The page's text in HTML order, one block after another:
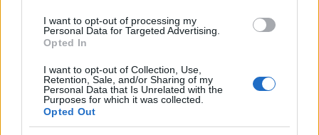
I want to opt-out of processing my
Personal Data for Targeted Advertising.
Opted In
I want to opt-out of Collection, Use,
Retention, Sale, and/or Sharing of my
Personal Data that Is Unrelated with the
Purposes for which it was collected.
Opted Out
elettriche
Andrea Conforti · 8 Ago 2026
RECENSIONI TECH